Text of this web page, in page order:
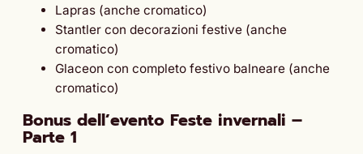
Lapras (anche cromatico)
Stantler con decorazioni festive (anche
cromatico)
Glaceon con completo festivo balneare (anche
cromatico)
Bonus dell’evento Feste invernali –
Parte 1